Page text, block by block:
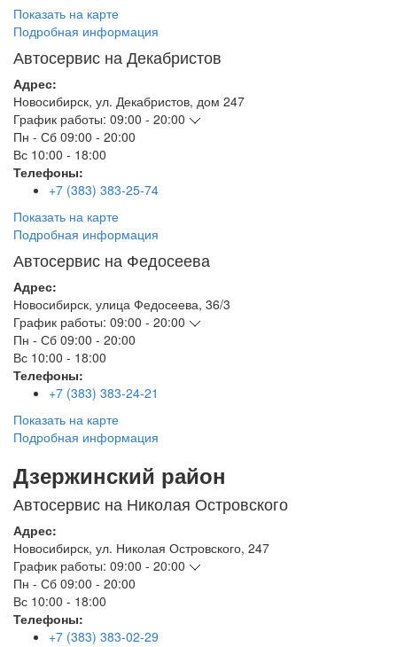
Показать на карте
Подробная информация
Автосервис на Декабристов
Адрес:
Новосибирск, ул. Декабристов, дом 247
График работы: 09:00 - 20:00
Пн - Сб 09:00 - 20:00
Вс 10:00 - 18:00
Телефоны:
+7 (383) 383-25-74
Показать на карте
Подробная информация
Автосервис на Федосеева
Адрес:
Новосибирск, улица Федосеева, 36/3
График работы: 09:00 - 20:00
Пн - Сб 09:00 - 20:00
Вс 10:00 - 18:00
Телефоны:
+7 (383) 383-24-21
Показать на карте
Подробная информация
Дзержинский район
Автосервис на Николая Островского
Адрес:
Новосибирск, ул. Николая Островского, 247
График работы: 09:00 - 20:00
Пн - Сб 09:00 - 20:00
Вс 10:00 - 18:00
Телефоны:
+7 (383) 383-02-29